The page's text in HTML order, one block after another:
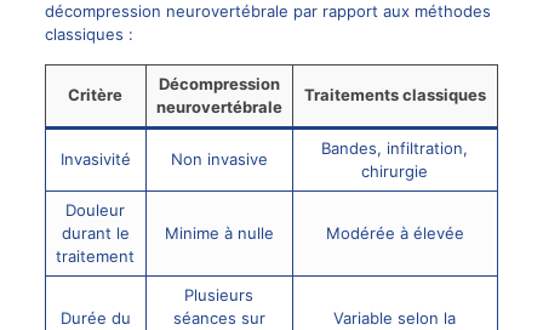
décompression neurovertébrale par rapport aux méthodes
classiques :
Critère
Décompression
neurovertébrale
Traitements classiques
Invasivité Non invasive
Bandes, infiltration,
chirurgie
Douleur
durant le
traitement
Minime à nulle Modérée à élevée
Durée du
Plusieurs
séances sur
Variable selon la